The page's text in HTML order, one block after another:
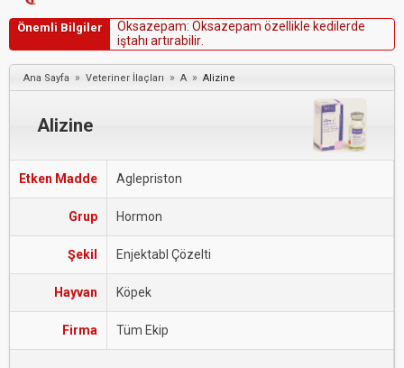
Önemli Bilgiler Oksazepam: Oksazepam öze ike kedi erde
iştahı artırabi ir
Ana Sayfa » Veteriner İlaçları » A » Alizine
Alizine
Etken Madde Aglepriston
Grup Hormon
Şekil Enjektabl Çözelti
Hayvan Köpek
Firma Tüm Ekip